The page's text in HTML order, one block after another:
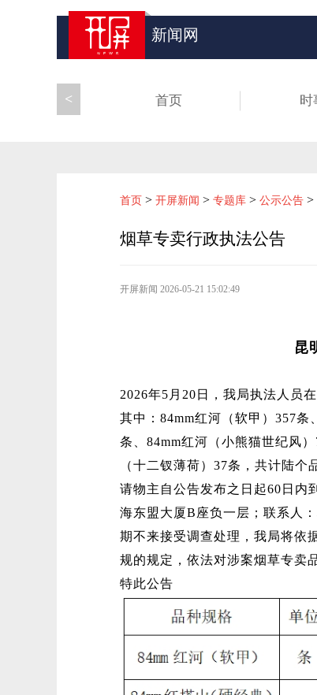
新闻网
首页 时
<
首页 > 开屏新闻 > 专题库 > 公示公告 >
烟草专卖行政执法公告
开屏新闻 2026-05-21 15:02:49
昆
2026年5月20日，我局执法人员
其中：84mm红河（软甲）357条
条、84mm红河（小熊猫世纪风
（十二钗薄荷）37条，共计陆个
请物主自公告发布之日起60日内
海东盟大厦B座负一层；联系人
期不来接受调查处理，我局将依
规的规定，依法对涉案烟草专卖
特此公告